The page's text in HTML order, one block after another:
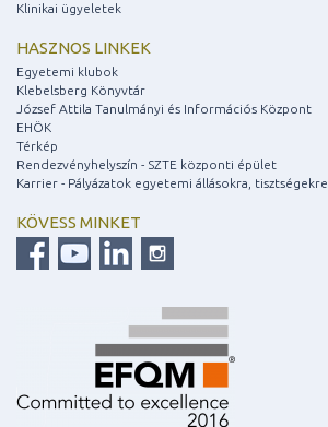
Klinikai ügyeletek
HASZNOS LINKEK
Egyetemi klubok
Klebelsberg Könyvtár
József Attila Tanulmányi és Információs Központ
EHÖK
Térkép
Rendezvényhelyszín - SZTE központi épület
Karrier - Pályázatok egyetemi állásokra, tisztségekre
KÖVESS MINKET